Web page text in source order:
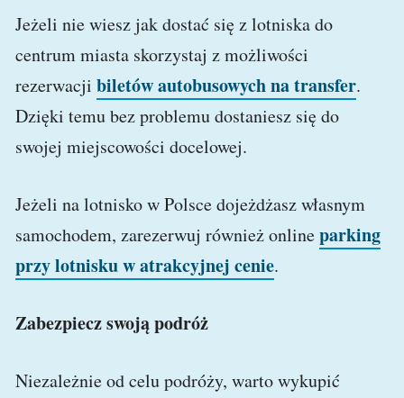
Jeżeli nie wiesz jak dostać się z lotniska do
centrum miasta skorzystaj z możliwości
rezerwacji biletów autobusowych na transfer.
Dzięki temu bez problemu dostaniesz się do
swojej miejscowości docelowej.
Jeżeli na lotnisko w Polsce dojeżdżasz własnym
samochodem, zarezerwuj również onlineparking
przy lotnisku w atrakcyjnej cenie.
Zabezpiecz swoją podróż
Niezależnie od celu podróży, warto wykupić